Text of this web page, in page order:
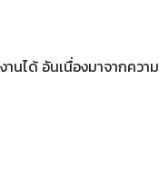
นได้ อันเนื่องมาจากความ